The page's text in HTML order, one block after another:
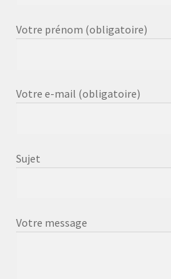
Votre prénom (obligatoire)
Votre e-mail (obligatoire)
Sujet
Votre message